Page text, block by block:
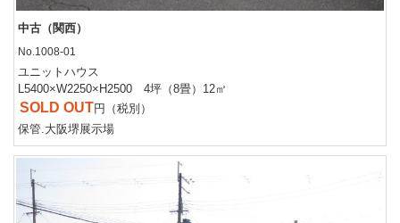
中古（関西）
No.1008-01
ユニットハウス
L5400×W2250×H2500 4坪（8畳）12㎡
SOLD OUT円（税別）
保管.大阪堺展示場